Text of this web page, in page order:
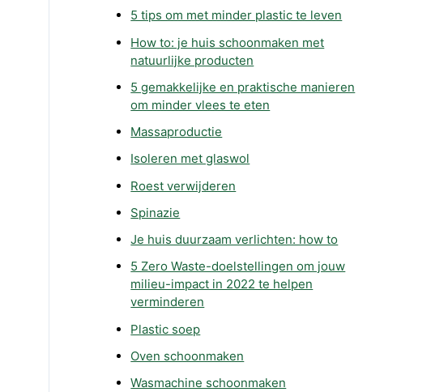
5 tips om met minder plastic te leven
How to: je huis schoonmaken met
natuurlijke producten
5 gemakkelijke en praktische manieren
om minder vlees te eten
Massaproductie
Isoleren met glaswol
Roest verwijderen
Spinazie
Je huis duurzaam verlichten: how to
5 Zero Waste-doelstellingen om jouw
milieu-impact in 2022 te helpen
verminderen
Plastic soep
Oven schoonmaken
Wasmachine schoonmaken